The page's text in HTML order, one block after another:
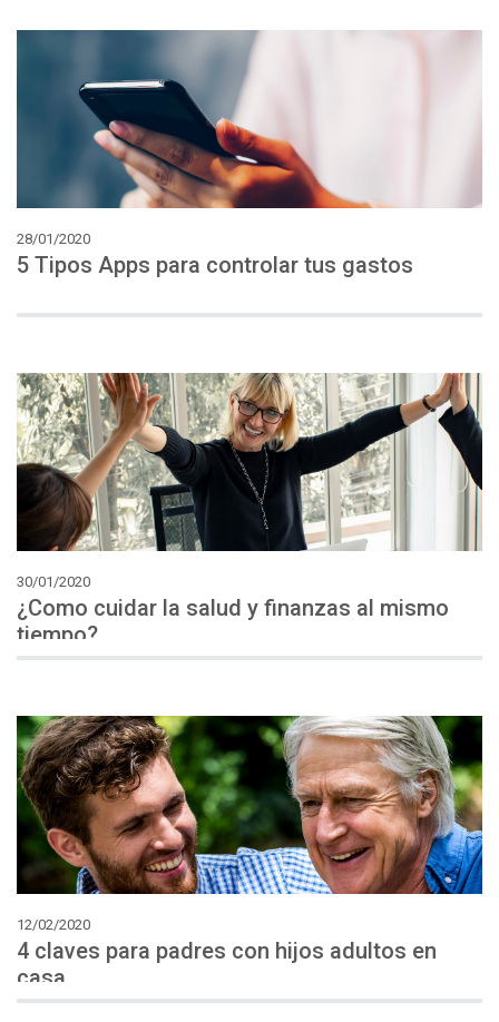
28/01/2020
5 Tipos Apps para controlar tus gastos
30/01/2020
¿Como cuidar la salud y finanzas al mismo
tiempo?
12/02/2020
4 claves para padres con hijos adultos en
casa